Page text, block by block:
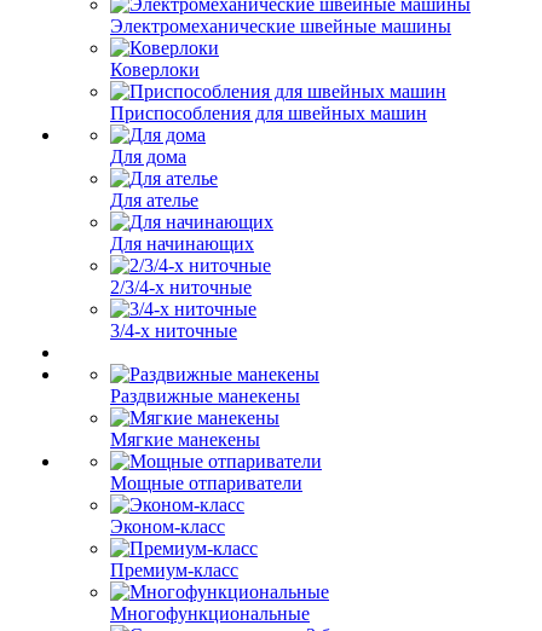
Электромеханические швейные машины
Коверлоки
Приспособления для швейных машин
Для дома
Для ателье
Для начинающих
2/3/4-х ниточные
3/4-х ниточные
Раздвижные манекены
Мягкие манекены
Мощные отпариватели
Эконом-класс
Премиум-класс
Многофункциональные